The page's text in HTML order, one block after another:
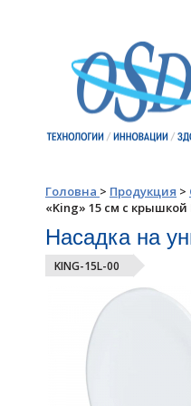
Головна > Продукция >
«King» 15 см с крышкой
Насадка на
KING-15L-00